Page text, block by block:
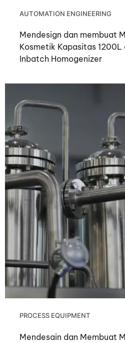
AUTOMATION ENGINEERING
Mendesign dan membuat
Kosmetik Kapasitas
Inbatch Homogenizer
PROCESS EQUIPMENT
Mendesain dan Membuat